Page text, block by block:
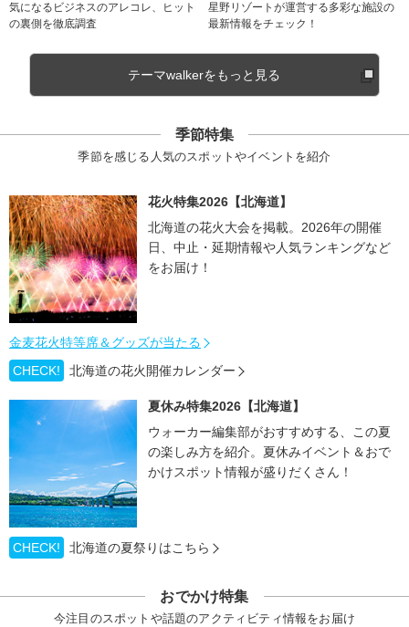
気になるビジネスのアレコレ、ヒット
の裏側を徹底調査
星野リゾートが運営する多彩な施設の
最新情報をチェック！
テーマwalkerをもっと見る
季節特集
季節を感じる人気のスポットやイベントを紹介
花火特集2026【北海道】
北海道の花火大会を掲載。2026年の開催
日、中止・延期情報や人気ランキングなど
をお届け！
金麦花火特等席＆グッズが当たる
CHECK!
北海道の花火開催カレンダー
夏休み特集2026【北海道】
ウォーカー編集部がおすすめする、この夏
の楽しみ方を紹介。夏休みイベント＆おで
かけスポット情報が盛りだくさん！
CHECK! 北海道の夏祭りはこちら
おでかけ特集
今注目のスポットや話題のアクティビティ情報をお届け